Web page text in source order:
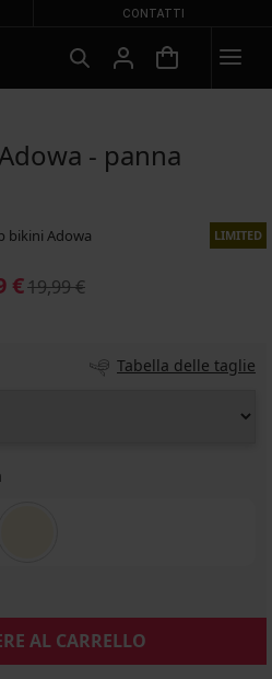
CONTATTI
- panna
LIMITED
€19,99 €
Tabella delle taglie
AL CARRELLO